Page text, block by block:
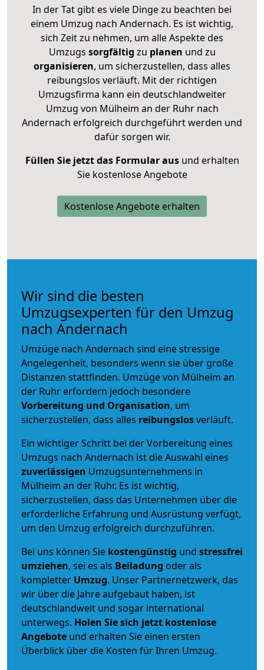
In der Tat gibt es viele Dinge zu beachten bei
einem Umzug nach Andernach. Es ist wichtig,
sich Zeit zu nehmen, um alle Aspekte des
Umzugs sorgfältig zu planen und zu
organisieren, um sicherzustellen, dass alles
reibungslos verläuft. Mit der richtigen
Umzugsfirma kann ein deutschlandweiter
Umzug von Mülheim an der Ruhr nach
Andernach erfolgreich durchgeführt werden und
dafür sorgen wir.
Füllen Sie jetzt das Formular ausund erhalten
Sie kostenlose Angebote
Kostenlose Angebote erhalten
Wir sind die besten
Umzugsexperten für den Umzug
nach Andernach
Umzüge nach Andernach sind eine stressige
Angelegenheit, besonders wenn sie über große
Distanzen stattfinden. Umzüge von Mülheim an
der Ruhr erfordern jedoch besondere
Vorbereitung und Organisation, um
sicherzustellen, dass alles reibungslosverläuft.
Ein wichtiger Schritt bei der Vorbereitung eines
Umzugs nach Andernach ist die Auswahl eines
zuverlässigen Umzugsunternehmens in
Mülheim an der Ruhr. Es ist wichtig,
sicherzustellen, dass das Unternehmen über die
erforderliche Erfahrung und Ausrüstung verfügt,
um den Umzug erfolgreich durchzuführen.
Bei uns können Sie kostengünstig und stressfrei
umziehen, sei es als Beiladung oder als
kompletter Umzug. Unser Partnernetzwerk, das
wir über die Jahre aufgebaut haben, ist
deutschlandweit und sogar international
unterwegs. Holen Sie sich jetzt kostenlose
Angebote und erhalten Sie einen ersten
Überblick über die Kosten für Ihren Umzug.